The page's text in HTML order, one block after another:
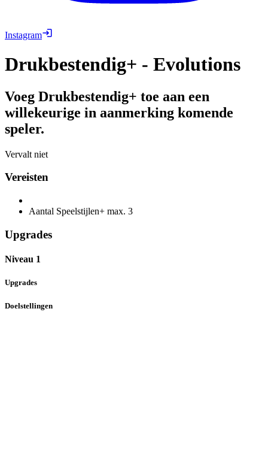
Instagram
Drukbestendig+ - Evolutions
Voeg Drukbestendig+ toe aan een
willekeurige in aanmerking komende
speler.
Vervalt niet
Vereisten
Aantal Speelstijlen+ max. 3
Upgrades
Niveau 1
Upgrades
Doelstellingen